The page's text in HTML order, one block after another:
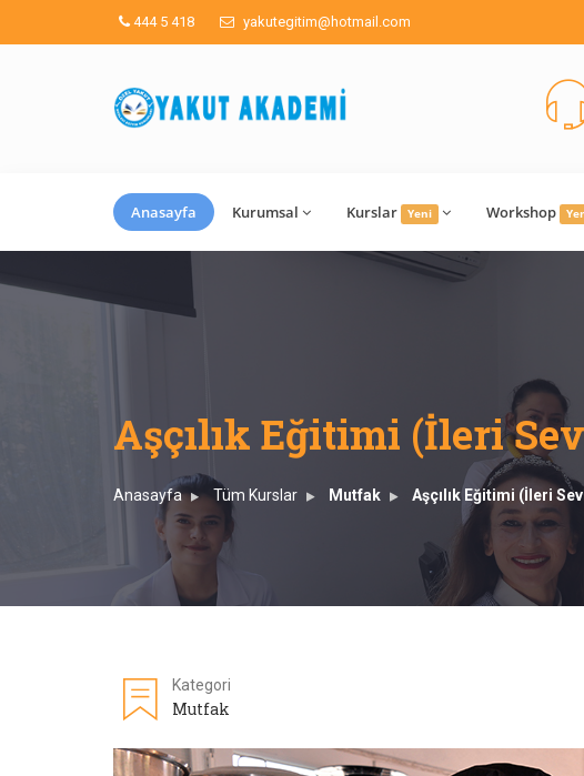
444 5 418 yakutegitim@hotmail.com
Anasayfa Kurumsal Kurslar Yeni Workshop
Aşçılık Eğitimi (İleri
Anasayfa Tüm Kurslar Mutfak Aşçılık Eğitimi (İleri
Kategori
Mutfak